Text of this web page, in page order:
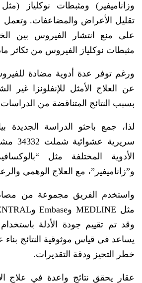
وزاناميفير) ومثبطات نوكلياز
تقليل الأعراض والمضاعفات. وتعمل
على منع انتشار الفيروس بين
مثبطات نوكلياز الفيروس من تكاثر
ورغم توفر عدة أدوية مضادة
عن العلاج الأمثل للإنفلونزا غير
بسبب النتائج المتناقضة من
الأدوية المختلفة مثل
و”زاناميفير”، مع العلاج الوهمي
واستخدم الفريق مجموعة من مصادر
يساعد في قياس موثوقية النتائج
خطر التحيز ودقة التقديرات.
عقار يحقق نتائج واعدة في علاج